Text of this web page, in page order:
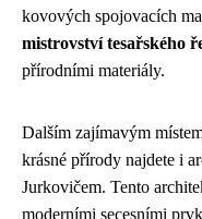
kovových spojovacích
mistrovství tesařského
přírodními materiály.
Dalším zajímavým
krásné přírody najdete i
Jurkovičem. Tento
moderními secesními